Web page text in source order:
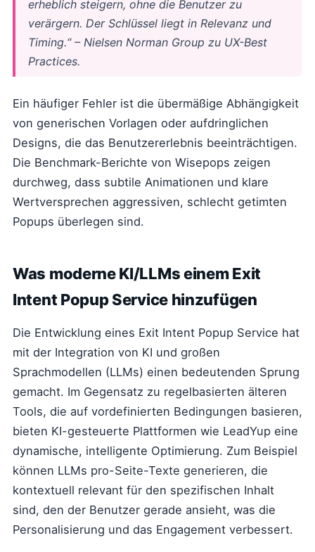
erheblich steigern, ohne die Benutzer zu
verärgern. Der Schlüssel liegt in Relevanz und
Timing.“ – Nielsen Norman Group zu UX-Best
Practices.
Ein häufiger Fehler ist die übermäßige Abhängigkeit
von generischen Vorlagen oder aufdringlichen
Designs, die das Benutzererlebnis beeinträchtigen.
Die Benchmark-Berichte von Wisepops zeigen
durchweg, dass subtile Animationen und klare
Wertversprechen aggressiven, schlecht getimten
Popups überlegen sind.
Was moderne KI/LLMs einem Exit
Intent Popup Service hinzufügen
Die Entwicklung eines Exit Intent Popup Service hat
mit der Integration von KI und großen
Sprachmodellen (LLMs) einen bedeutenden Sprung
gemacht. Im Gegensatz zu regelbasierten älteren
Tools, die auf vordefinierten Bedingungen basieren,
bieten KI-gesteuerte Plattformen wie LeadYup eine
dynamische, intelligente Optimierung. Zum Beispiel
können LLMs pro-Seite-Texte generieren, die
kontextuell relevant für den spezifischen Inhalt
sind, den der Benutzer gerade ansieht, was die
Personalisierung und das Engagement verbessert.